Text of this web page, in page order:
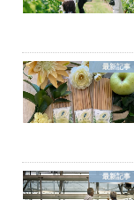
最新記事
最新記事